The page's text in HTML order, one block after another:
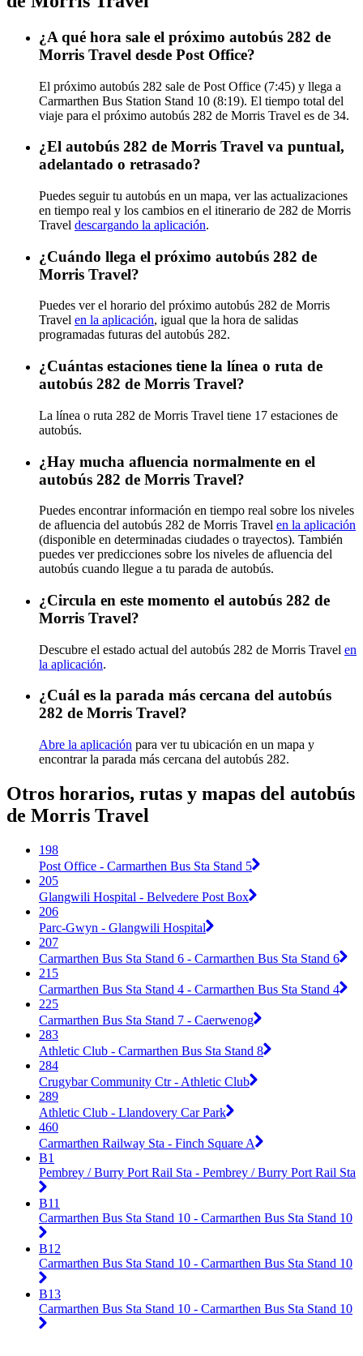
¿A qué hora sale el próximo autobús 282 de
Morris Travel desde Post Office?
El próximo autobús 282 sale de Post Office (7:45) y llega a
Carmarthen Bus Station Stand 10 (8:19). El tiempo total del
viaje para el próximo autobús 282 de Morris Travel es de 34.
¿El autobús 282 de Morris Travel va puntual,
adelantado o retrasado?
Puedes seguir tu autobús en un mapa, ver las actualizaciones
en tiempo real y los cambios en el itinerario de 282 de Morris
Travel descargando la aplicación.
¿Cuándo llega el próximo autobús 282 de
Morris Travel?
Puedes ver el horario del próximo autobús 282 de Morris
Travel en la aplicación, igual que la hora de salidas
programadas futuras del autobús 282.
¿Cuántas estaciones tiene la línea o ruta de
autobús 282 de Morris Travel?
La línea o ruta 282 de Morris Travel tiene 17 estaciones de
autobús.
¿Hay mucha afluencia normalmente en el
autobús 282 de Morris Travel?
Puedes encontrar información en tiempo real sobre los niveles
de afluencia del autobús 282 de Morris Travel en la aplicación
(disponible en determinadas ciudades o trayectos). También
puedes ver predicciones sobre los niveles de afluencia del
autobús cuando llegue a tu parada de autobús.
¿Circula en este momento el autobús 282 de
Morris Travel?
Descubre el estado actual del autobús 282 de Morris Travel en
la aplicación.
¿Cuál es la parada más cercana del autobús
282 de Morris Travel?
Abre la aplicación para ver tu ubicación en un mapa y
encontrar la parada más cercana del autobús 282.
Otros horarios, rutas y mapas del autobús
de Morris Travel
198
Post Office - Carmarthen Bus Sta Stand 5
205
Glangwili Hospital - Belvedere Post Box
206
Parc-Gwyn - Glangwili Hospital
207
Carmarthen Bus Sta Stand 6 - Carmarthen Bus Sta Stand 6
215
Carmarthen Bus Sta Stand 4 - Carmarthen Bus Sta Stand 4
225
Carmarthen Bus Sta Stand 7 - Caerwenog
283
Athletic Club - Carmarthen Bus Sta Stand 8
284
Crugybar Community Ctr - Athletic Club
289
Athletic Club - Llandovery Car Park
460
Carmarthen Railway Sta - Finch Square A
B1
Pembrey / Burry Port Rail Sta - Pembrey / Burry Port Rail Sta
B11
Carmarthen Bus Sta Stand 10 - Carmarthen Bus Sta Stand 10
B12
Carmarthen Bus Sta Stand 10 - Carmarthen Bus Sta Stand 10
B13
Carmarthen Bus Sta Stand 10 - Carmarthen Bus Sta Stand 10